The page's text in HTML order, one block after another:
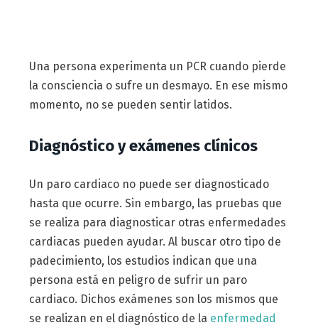
Una persona experimenta un PCR cuando pierde
la consciencia o sufre un desmayo. En ese mismo
momento, no se pueden sentir latidos.
Diagnóstico y exámenes clínicos
Un paro cardiaco no puede ser diagnosticado
hasta que ocurre. Sin embargo, las pruebas que
se realiza para diagnosticar otras enfermedades
cardiacas pueden ayudar. Al buscar otro tipo de
padecimiento, los estudios indican que una
persona está en peligro de sufrir un paro
cardiaco. Dichos exámenes son los mismos que
se realizan en el diagnóstico de la enfermedad